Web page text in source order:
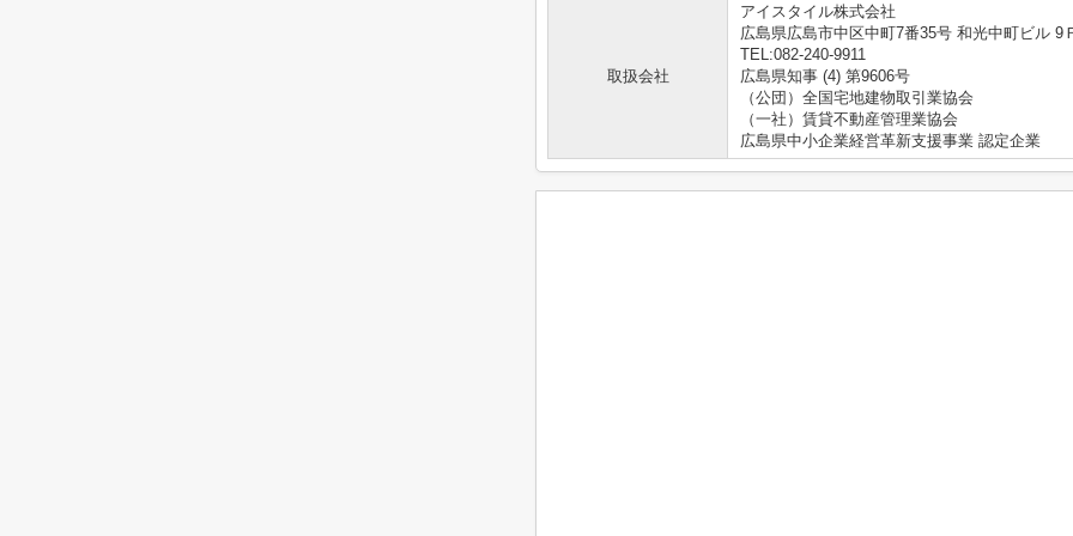
取扱会社
アイスタイル株式会社
広島県広島市中区中町7番35号 和光中町ビル 9
TEL:082-240-9911
広島県知事 (4) 第9606号
（公団）全国宅地建物取引業協会
（一社）賃貸不動産管理業協会
広島県中小企業経営革新支援事業 認定企業